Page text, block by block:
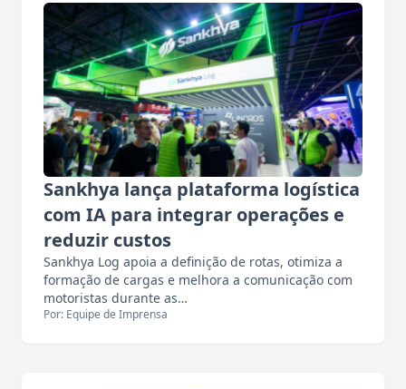
Sankhya lança plataforma logística
com IA para integrar operações e
reduzir custos
Sankhya Log apoia a definição de rotas, otimiza a
formação de cargas e melhora a comunicação com
motoristas durante as…
Por: Equipe de Imprensa